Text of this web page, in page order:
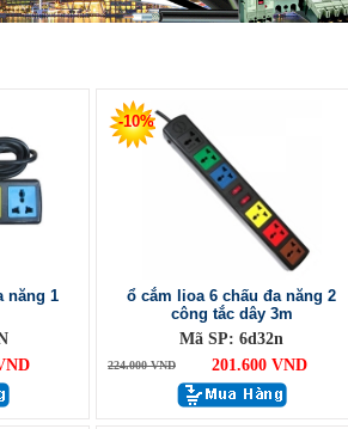
năng 1
-10%
ổ cắm lioa 6 chấu đa năng 2
công tắc dây 3m
Mã SP: 6d32n
224.000 VND 201.600 VND